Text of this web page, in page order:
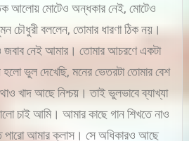
আলোয় মোটেও অন্ধকার নেই, মোটেও
চৌধুরী বললেন, তোমার ধারণা ঠিক নয়।
নেই আমার। তোমার আচরণে একটা
ভুল দেখেছি, মনের ভেতরটা তোমার বেশ
খাদ আছে নিশ্চয়। তাই ভুলভাবে ব্যাখ্যা
চাই আমি। আমার কাছে গান শিখতে নাও
আমার ক্লাস। সে অধিকারও আছে